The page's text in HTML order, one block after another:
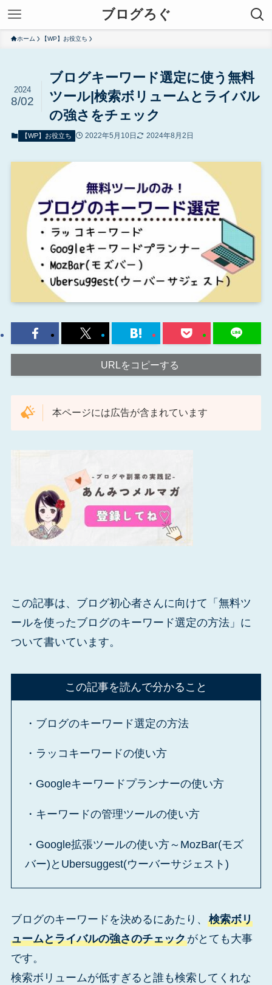
ブログろぐ
ホーム 【WP】お役立ち
ブログキーワード選定に使う無料
ツール|検索ボリュームとライバル
の強さをチェック
2024
8/02
【WP】お役立ち 2022年5月10日 2024年8月2日
URLをコピーする
本ページには広告が含まれています
この記事は、ブログ初心者さんに向けて「無料ツ
ールを使ったブログのキーワード選定の方法」に
ついて書いています。
この記事を読んで分かること
・ブログのキーワード選定の方法
・ラッコキーワードの使い方
・Googleキーワードプランナーの使い方
・キーワードの管理ツールの使い方
・Google拡張ツールの使い方～MozBar(モズ
バー)とUbersuggest(ウーバーサジェスト)
ブログのキーワードを決めるにあたり、 検索ボリ
ュームとライバルの強さのチェックがとても大事
です。
検索ボリュームが低すぎると誰も検索してくれな